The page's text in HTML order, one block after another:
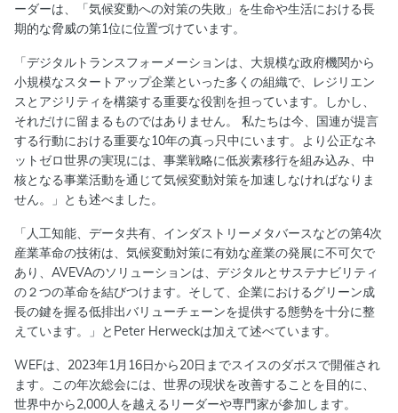
ーダーは、「気候変動への対策の失敗」を生命や生活における長
期的な脅威の第1位に位置づけています。
「デジタルトランスフォーメーションは、大規模な政府機関から
小規模なスタートアップ企業といった多くの組織で、レジリエン
スとアジリティを構築する重要な役割を担っています。しかし、
それだけに留まるものではありません。 私たちは今、国連が提言
する行動における重要な10年の真っ只中にいます。より公正なネ
ットゼロ世界の実現には、事業戦略に低炭素移行を組み込み、中
核となる事業活動を通じて気候変動対策を加速しなければなりま
せん。」とも述べました。
「人工知能、データ共有、インダストリーメタバースなどの第4次
産業革命の技術は、気候変動対策に有効な産業の発展に不可欠で
あり、AVEVAのソリューションは、デジタルとサステナビリティ
の２つの革命を結びつけます。そして、企業におけるグリーン成
長の鍵を握る低排出バリューチェーンを提供する態勢を十分に整
えています。」とPeter Herweckは加えて述べています。
WEFは、2023年1月16日から20日までスイスのダボスで開催され
ます。この年次総会には、世界の現状を改善することを目的に、
世界中から2,000人を越えるリーダーや専門家が参加します。